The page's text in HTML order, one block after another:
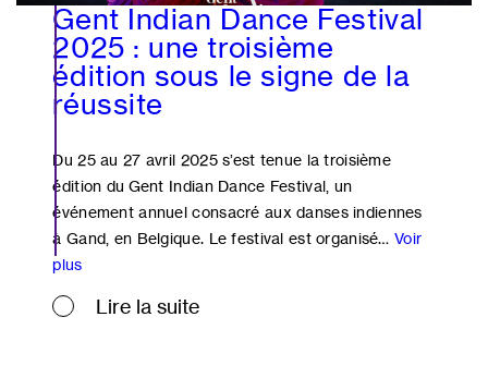
Gent Indian Dance Festival
2025 : une troisième
édition sous le signe de la
réussite
Du 25 au 27 avril 2025 s’est tenue la troisième
édition du Gent Indian Dance Festival, un
événement annuel consacré aux danses indiennes
à Gand, en Belgique. Le festival est organisé…Voir
plusGent
Dance
Lire la suite